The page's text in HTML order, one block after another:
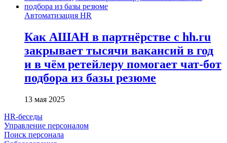
Автоматизация HR
Как АШАН в партнёрстве с hh.ru
закрывает тысячи вакансий в год
и в чём ретейлеру помогает чат-бот
подбора из базы резюме
13 мая 2025
HR-беседы
Управление персоналом
Поиск персонала